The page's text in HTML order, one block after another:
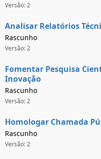
Versão: 2
Analisar Relatórios
Rascunho
Versão: 2
Fomentar Pesquisa
Inovação
Rascunho
Versão: 2
Homologar Chamada
Rascunho
Versão: 2